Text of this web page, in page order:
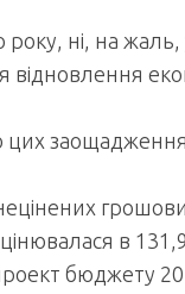
року, ні, на
відновлення
цих
в
бюджету